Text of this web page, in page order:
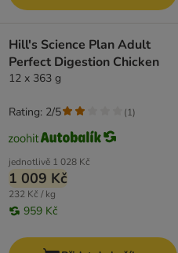
Hill's Science Plan Adult
Perfect Digestion Chicken
12 x 363 g
jednotlivě 1 028 Kč
1 009 Kč
232 Kč / kg
959 Kč
Rating: 2/5 (1)